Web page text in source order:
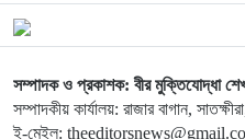
সম্পাদক ও প্রকাশক: বীর মুক্তিযোদ্ধা
সম্পাদকীয় কার্যালয়: রাজার বাগান,
ই-মেইল: